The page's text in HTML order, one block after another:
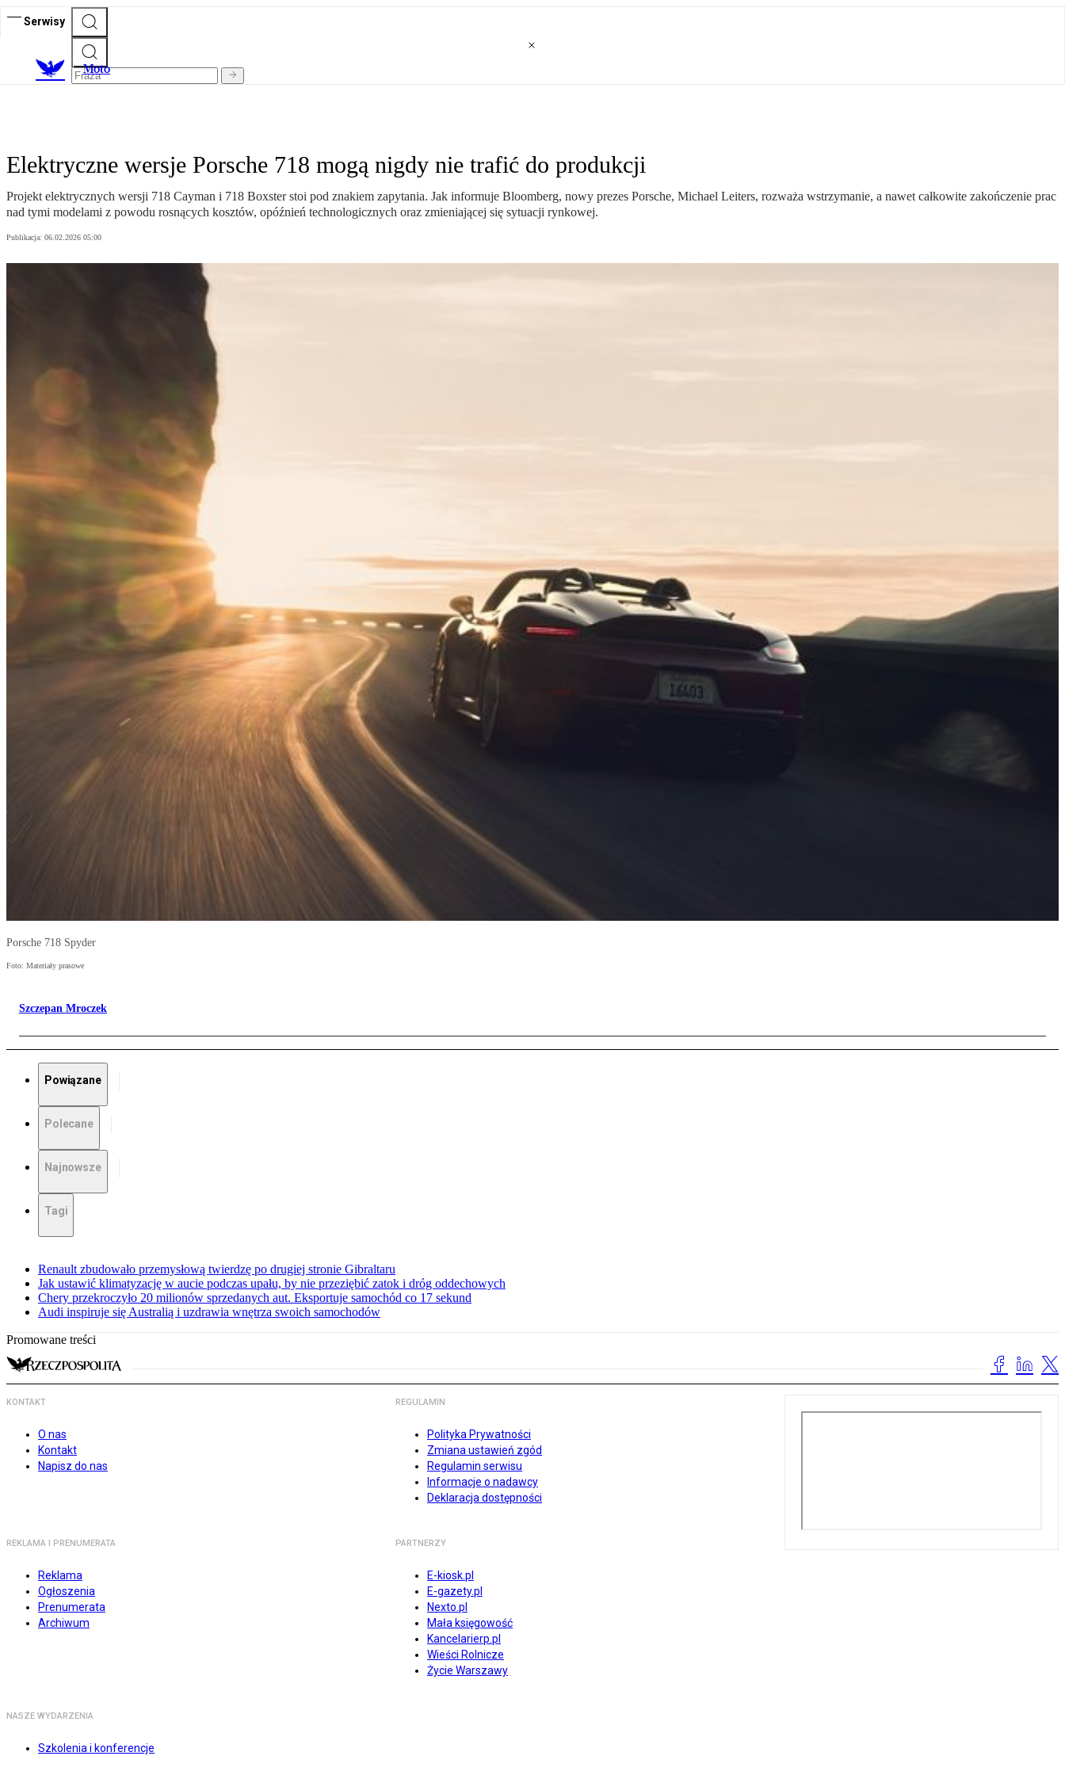
Serwisy
Moto
Elektryczne wersje Porsche 718 mogą nigdy nie trafić do produkcji
Projekt elektrycznych wersji 718 Cayman i 718 Boxster stoi pod znakiem zapytania. Jak informuje Bloomberg, nowy prezes Porsche, Michael Leiters, rozważa wstrzymanie, a nawet całkowite zakończenie prac
nad tymi modelami z powodu rosnących kosztów, opóźnień technologicznych oraz zmieniającej się sytuacji rynkowej.
Publikacja: 06.02.2026 05:00
Porsche 718 Spyder
Foto: Materiały prasowe
Szczepan Mroczek
Powiązane
Polecane
Najnowsze
Tagi
Renault zbudowało przemysłową twierdzę po drugiej stronie Gibraltaru
Jak ustawić klimatyzację w aucie podczas upału, by nie przeziębić zatok i dróg oddechowych
Chery przekroczyło 20 milionów sprzedanych aut. Eksportuje samochód co 17 sekund
Audi inspiruje się Australią i uzdrawia wnętrza swoich samochodów
Promowane treści
KONTAKT
O nas
Kontakt
Napisz do nas
REGULAMIN
Polityka Prywatności
Zmiana ustawień zgód
Regulamin serwisu
Informacje o nadawcy
Deklaracja dostępności
REKLAMA I PRENUMERATA
Reklama
Ogłoszenia
Prenumerata
Archiwum
PARTNERZY
E-kiosk.pl
E-gazety.pl
Nexto.pl
Mała księgowość
Kancelarierp.pl
Wieści Rolnicze
Życie Warszawy
NASZE WYDARZENIA
Szkolenia i konferencje